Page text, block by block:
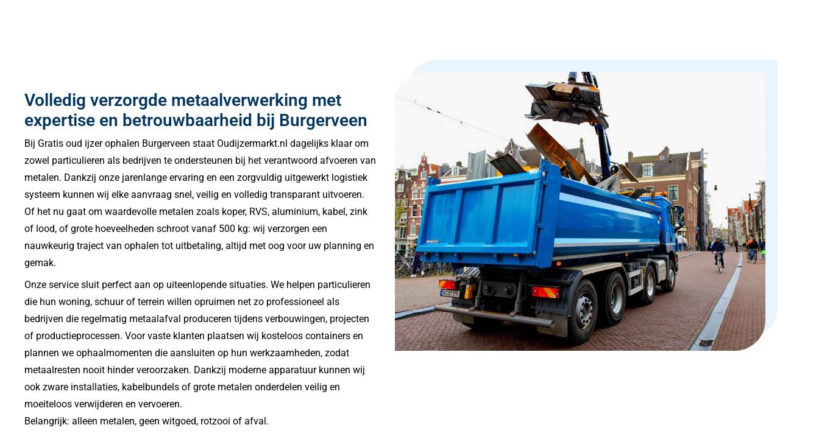
Volledig verzorgde metaalverwerking met
expertise en betrouwbaarheid bij Burgerveen
Bij Gratis oud ijzer ophalen Burgerveen staat Oudijzermarkt.nl dagelijks klaar om
zowel particulieren als bedrijven te ondersteunen bij het verantwoord afvoeren van
metalen. Dankzij onze jarenlange ervaring en een zorgvuldig uitgewerkt logistiek
systeem kunnen wij elke aanvraag snel, veilig en volledig transparant uitvoeren.
Of het nu gaat om waardevolle metalen zoals koper, RVS, aluminium, kabel, zink
of lood, of grote hoeveelheden schroot vanaf 500 kg: wij verzorgen een
nauwkeurig traject van ophalen tot uitbetaling, altijd met oog voor uw planning en
gemak.
Onze service sluit perfect aan op uiteenlopende situaties. We helpen particulieren
die hun woning, schuur of terrein willen opruimen net zo professioneel als
bedrijven die regelmatig metaalafval produceren tijdens verbouwingen, projecten
of productieprocessen. Voor vaste klanten plaatsen wij kosteloos containers en
plannen we ophaalmomenten die aansluiten op hun werkzaamheden, zodat
metaalresten nooit hinder veroorzaken. Dankzij moderne apparatuur kunnen wij
ook zware installaties, kabelbundels of grote metalen onderdelen veilig en
moeiteloos verwijderen en vervoeren.
Belangrijk: alleen metalen, geen witgoed, rotzooi of afval.